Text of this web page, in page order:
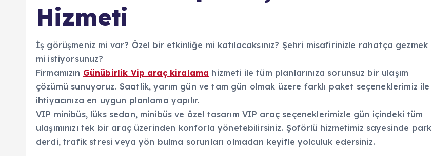
Hizmeti
İş görüşmeniz mi var? Özel bir etkinliğe mi katılacaksınız? Şehri misafirinizle rahatça gezmek
mi istiyorsunuz?
Firmamızın Günübirlik Vip araç kiralama hizmeti ile tüm planlarınıza sorunsuz bir ulaşım
çözümü sunuyoruz. Saatlik, yarım gün ve tam gün olmak üzere farklı paket seçeneklerimiz ile
ihtiyacınıza en uygun planlama yapılır.
VIP minibüs, lüks sedan, minibüs ve özel tasarım VIP araç seçeneklerimizle gün içindeki tüm
ulaşımınızı tek bir araç üzerinden konforla yönetebilirsiniz. Şoförlü hizmetimiz sayesinde park
derdi, trafik stresi veya yön bulma sorunları olmadan keyifle yolculuk edersiniz.